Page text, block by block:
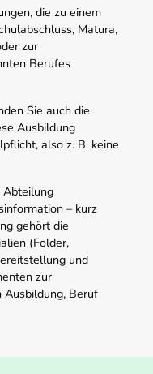
die zu einem
Matura,
zur
Berufes
Sie auch die
Ausbildung
also z. B. keine
Abteilung
– kurz
gehört die
(Folder,
und
zur
Ausbildung, Beruf